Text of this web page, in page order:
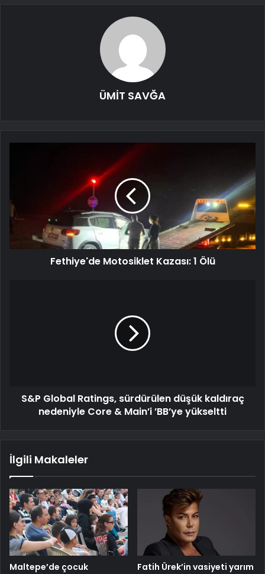
ÜMİT SAVĞA
Fethiye'de Motosiklet Kazası: 1 Ölü
S&P Global Ratings, sürdürülen düşük kaldıraç
nedeniyle Core & Main’i ’BB’ye yükseltti
İlgili Makaleler
Maltepe’de çocuk
Fatih Ürek’in vasiyeti yarım